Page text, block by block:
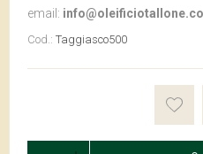
email:
Cod.: Taggiasco500